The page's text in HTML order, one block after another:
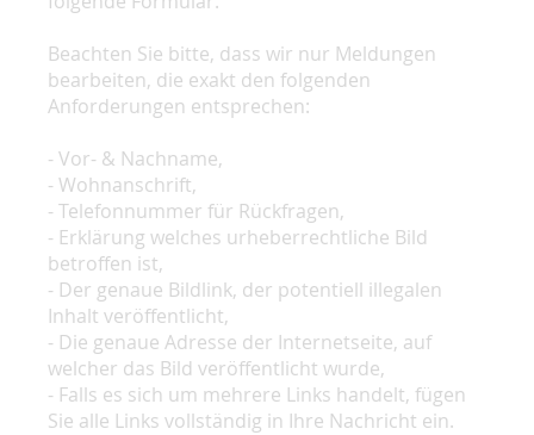
Beachten Sie bitte, dass wir nur Meldungen
bearbeiten, die exakt den folgenden
Anforderungen entsprechen:
- Vor- & Nachname,
- Wohnanschrift,
- Telefonnummer für Rückfragen,
- Erklärung welches urheberrechtliche Bild
betroffen ist,
- Der genaue Bildlink, der potentiell illegalen
Inhalt veröffentlicht,
- Die genaue Adresse der Internetseite, auf
welcher das Bild veröffentlicht wurde,
- Falls es sich um mehrere Links handelt, fügen
Sie alle Links vollständig in Ihre Nachricht ein.